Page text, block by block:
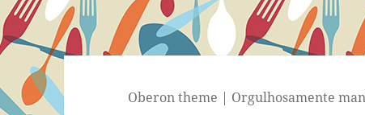
Oberon theme | Orgulhosamente